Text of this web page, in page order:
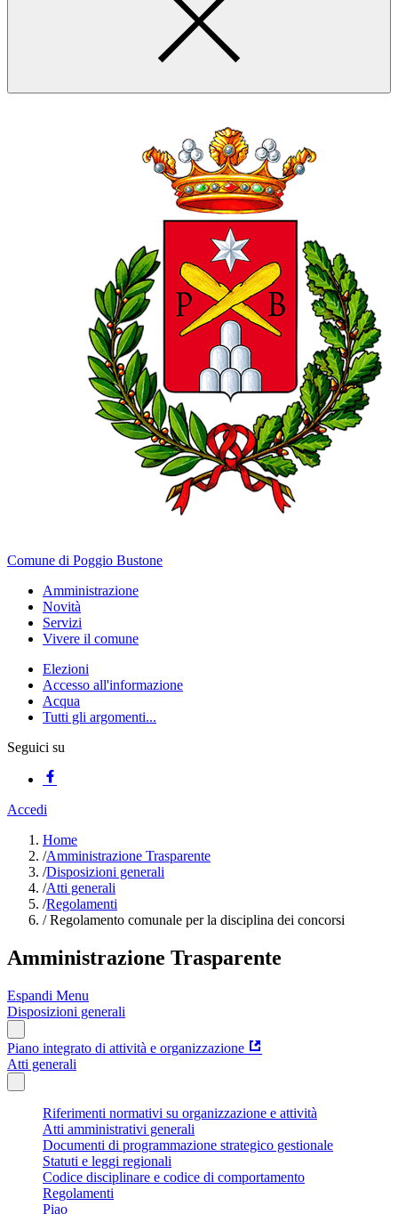
Comune di Poggio Bustone
Amministrazione
Novità
Servizi
Vivere il comune
Elezioni
Accesso all'informazione
Acqua
Tutti gli argomenti...
Seguici su
Accedi
Home
/Amministrazione Trasparente
/Disposizioni generali
/Atti generali
/Regolamenti
/Regolamento comunale per la disciplina dei concorsi
Amministrazione Trasparente
Espandi Menu
Disposizioni generali
Piano integrato di attività e organizzazione
Atti generali
Riferimenti normativi su organizzazione e attività
Atti amministrativi generali
Documenti di programmazione strategico gestionale
Statuti e leggi regionali
Codice disciplinare e codice di comportamento
Regolamenti
Piao